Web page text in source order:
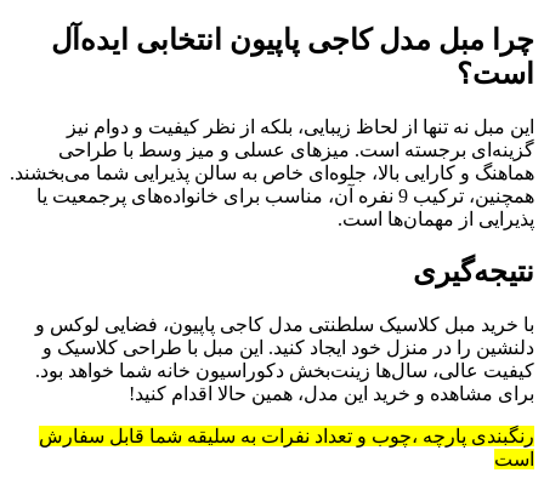
چرا مبل مدل کاجی پاپیون انتخابی ایده‌آل
است؟
این مبل نه تنها از لحاظ زیبایی، بلکه از نظر کیفیت و دوام نیز
گزینه‌ای برجسته است. میزهای عسلی و میز وسط با طراحی
هماهنگ و کارایی بالا، جلوه‌ای خاص به سالن پذیرایی شما می‌بخشند.
همچنین، ترکیب 9 نفره آن، مناسب برای خانواده‌های پرجمعیت یا
پذیرایی از مهمان‌ها است.
نتیجه‌گیری
با خرید مبل کلاسیک سلطنتی مدل کاجی پاپیون، فضایی لوکس و
دلنشین را در منزل خود ایجاد کنید. این مبل با طراحی کلاسیک و
کیفیت عالی، سال‌ها زینت‌بخش دکوراسیون خانه شما خواهد بود.
برای مشاهده و خرید این مدل، همین حالا اقدام کنید!
رنگبندی پارچه ،چوب و تعداد نفرات به سلیقه شما قابل سفارش
است